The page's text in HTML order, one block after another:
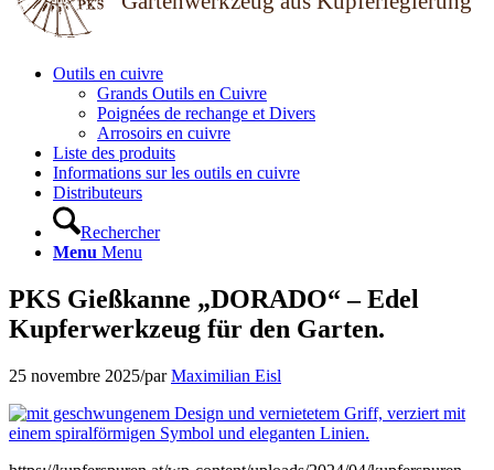
Outils en cuivre
Grands Outils en Cuivre
Poignées de rechange et Divers
Arrosoirs en cuivre
Liste des produits
Informations sur les outils en cuivre
Distributeurs
Rechercher
Menu Menu
PKS Gießkanne „DORADO“ – Edel
Kupferwerkzeug für den Garten.
25 novembre 2025/parMaximilian Eisl